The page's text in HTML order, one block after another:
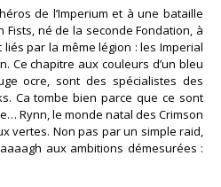
de l’Imperium et à une bataille
Fists, né de la seconde Fondation, à
liés par la même légion : les Imperial
Ce chapitre aux couleurs d’un bleu
ocre, sont des spécialistes des
Ca tombe bien parce que ce sont
Rynn, le monde natal des Crimson
vertes. Non pas par un simple raid,
aux ambitions démesurées :